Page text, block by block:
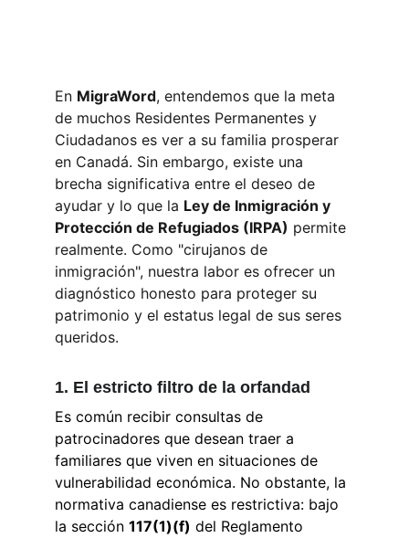
En MigraWord, entendemos que la meta
de muchos Residentes Permanentes y
Ciudadanos es ver a su familia prosperar
en Canadá. Sin embargo, existe una
brecha significativa entre el deseo de
ayudar y lo que la Ley de Inmigración y
Protección de Refugiados (IRPA) permite
realmente. Como "cirujanos de
inmigración", nuestra labor es ofrecer un
diagnóstico honesto para proteger su
patrimonio y el estatus legal de sus seres
queridos.
1. El estricto filtro de la orfandad
Es común recibir consultas de
patrocinadores que desean traer a
familiares que viven en situaciones de
vulnerabilidad económica. No obstante, la
normativa canadiense es restrictiva: bajo
la sección 117(1)(f) del Reglamento